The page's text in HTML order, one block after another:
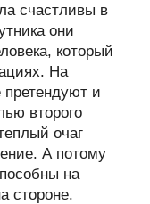
счастливы в
они
который
На
и
второго
очаг
А потому
на
стороне.